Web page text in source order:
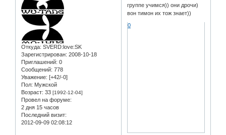
Откуда: SVERD:love:SK
Зарегистрирован: 2008-10-18
Приглашений: 0
Сообщений: 778
Уважение: [+42/-0]
Пол: Мужской
Возраст: 33 [1992-12-04]
Провел на форуме:
2 дня 15 часов
Последний визит:
2012-09-09 02:08:12
группе учимся)) они дрочи)
вон тимон их тож знает))
0